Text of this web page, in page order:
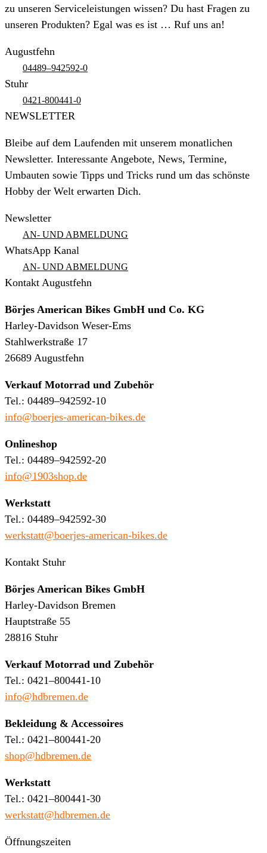
zu unseren Serviceleistungen wissen? Du hast Fragen zu
unseren Produkten? Egal was es ist … Ruf uns an!
Augustfehn
04489–942592-0
Stuhr
0421-800441-0
NEWSLETTER
Bleibe auf dem Laufenden mit unserem monatlichen
Newsletter. Interessante Angebote, News, Termine,
Umbauten sowie Tipps und Tricks rund um das schönste
Hobby der Welt erwarten Dich.
Newsletter
AN- UND ABMELDUNG
WhatsApp Kanal
AN- UND ABMELDUNG
Kontakt Augustfehn
Börjes American Bikes GmbH und Co. KG
Harley-Davidson Weser-Ems
Stahlwerkstraße 17
26689 Augustfehn
Verkauf Motorrad und Zubehör
Tel.: 04489–942592-10
info@boerjes-american-bikes.de
Onlineshop
Tel.: 04489–942592-20
info@1903shop.de
Werkstatt
Tel.: 04489–942592-30
werkstatt@boerjes-american-bikes.de
Kontakt Stuhr
Börjes American Bikes GmbH
Harley-Davidson Bremen
Hauptstraße 55
28816 Stuhr
Verkauf Motorrad und Zubehör
Tel.: 0421–800441-10
info@hdbremen.de
Bekleidung & Accessoires
Tel.: 0421–800441-20
shop@hdbremen.de
Werkstatt
Tel.: 0421–800441-30
werkstatt@hdbremen.de
Öffnungszeiten